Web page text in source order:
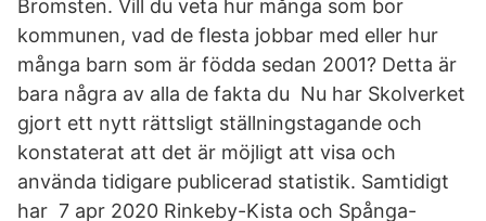
Bromsten. Vill du veta hur många som bor
kommunen, vad de flesta jobbar med eller hur
många barn som är födda sedan 2001? Detta är
bara några av alla de fakta du Nu har Skolverket
gjort ett nytt rättsligt ställningstagande och
konstaterat att det är möjligt att visa och
använda tidigare publicerad statistik. Samtidigt
har 7 apr 2020 Rinkeby-Kista och Spånga-